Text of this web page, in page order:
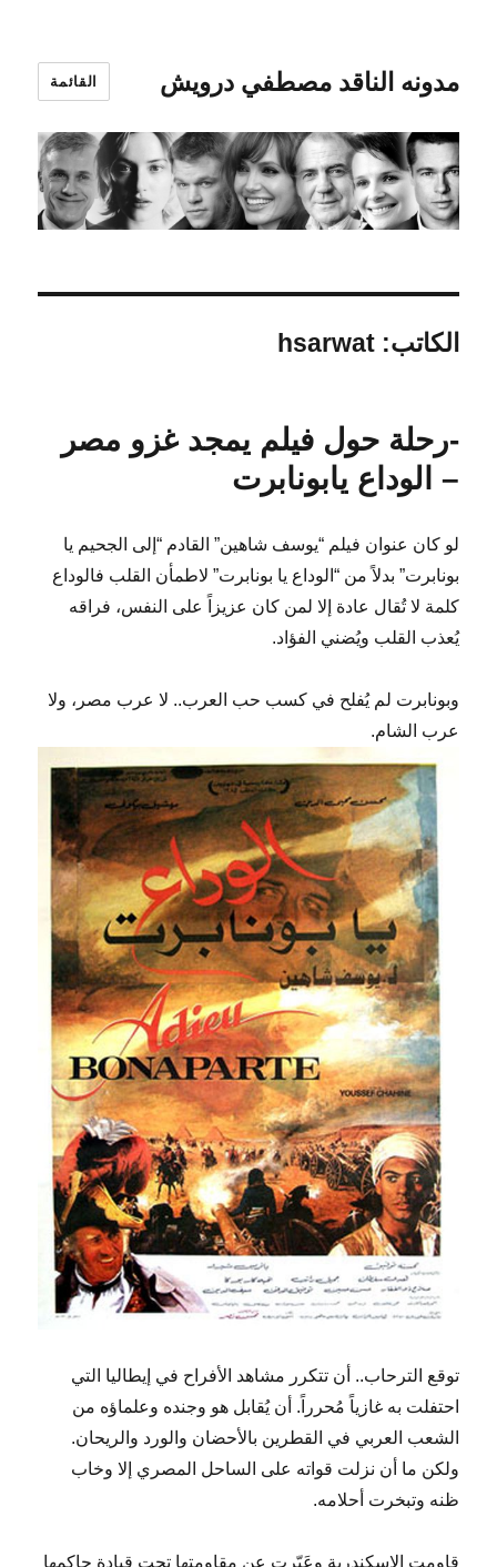
مدونه الناقد مصطفي درويش القائمة
الكاتب:hsarwat
-رحلة حول فيلم يمجد غزو مصر
– الوداع يابونابرت
لو كان عنوان فيلم “يوسف شاهين” القادم “إلى الجحيم يا
بونابرت” بدلاً من “الوداع يا بونابرت” لاطمأن القلب فالوداع
كلمة لا تُقال عادة إلا لمن كان عزيزاً على النفس، فراقه
يُعذب القلب ويُضني الفؤاد.
وبونابرت لم يُفلح في كسب حب العرب.. لا عرب مصر، ولا
عرب الشام.
توقع الترحاب.. أن تتكرر مشاهد الأفراح في إيطاليا التي
احتفلت به غازياً مُحرراً. أن يُقابل هو وجنده وعلماؤه من
الشعب العربي في القطرين بالأحضان والورد والريحان.
ولكن ما أن نزلت قواته على الساحل المصري إلا وخاب
ظنه وتبخرت أحلامه.
قاومت الإسكندرية وعَبّرت عن مقاومتها تحت قيادة حاكمها